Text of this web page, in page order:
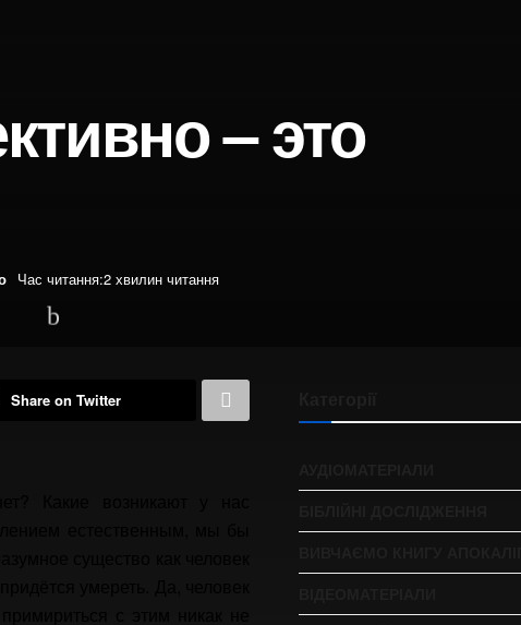
– это
Час читання:2 хвилин читання
Share on Twitter